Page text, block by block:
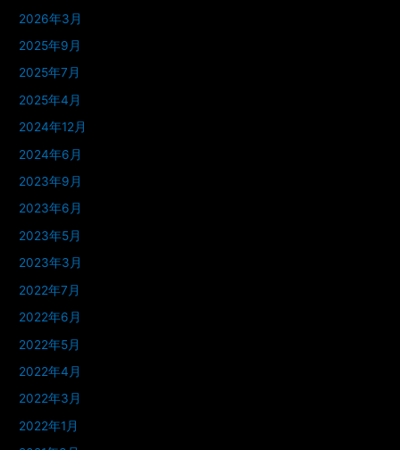
2026年3月
2025年9月
2025年7月
2025年4月
2024年12月
2024年6月
2023年9月
2023年6月
2023年5月
2023年3月
2022年7月
2022年6月
2022年5月
2022年4月
2022年3月
2022年1月